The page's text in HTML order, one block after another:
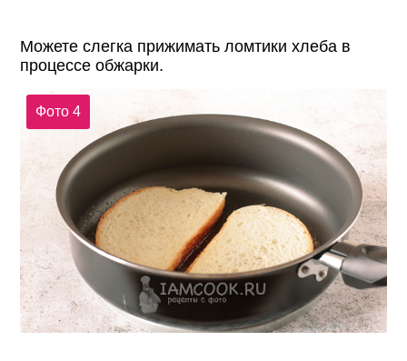
Можете слегка прижимать ломтики хлеба в
процессе обжарки.
Фото 4